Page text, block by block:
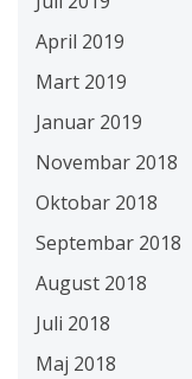
April 2019
Mart 2019
Januar 2019
Novembar 2018
Oktobar 2018
Septembar 2018
August 2018
Juli 2018
Maj 2018